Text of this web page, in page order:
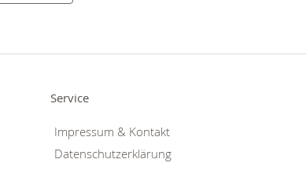
Service
Impressum & Kontakt
Datenschutzerklärung